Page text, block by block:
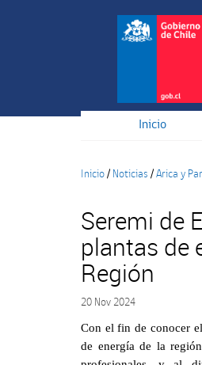
Inicio
Inicio/ Noticias /Arica y
Seremi de
plantas de
Región
20 Nov 2024
Con el fin de conocer
de energía de la